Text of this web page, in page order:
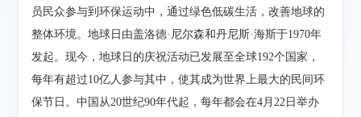
员民众参与到环保运动中，通过绿色低碳生活，改善地球的
整体环境。地球日由盖洛德·尼尔森和丹尼斯·海斯于1970年
发起。现今，地球日的庆祝活动已发展至全球192个国家，
每年有超过10亿人参与其中，使其成为世界上最大的民间环
保节日。中国从20世纪90年代起，每年都会在4月22日举办